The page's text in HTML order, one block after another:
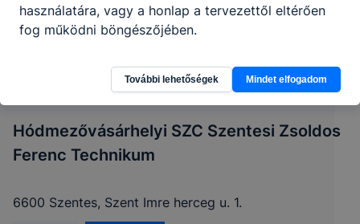
Hódmezővásárhelyi SZC Szentesi Zsoldos
Ferenc Technikum
6600 Szentes, Szent Imre herceg u. 1.
használatára, vagy a honlap a tervezettől eltérően
fog működni böngészőjében.
További lehetőségek Mindet elfogadom